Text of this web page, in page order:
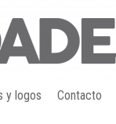
y logos Contacto